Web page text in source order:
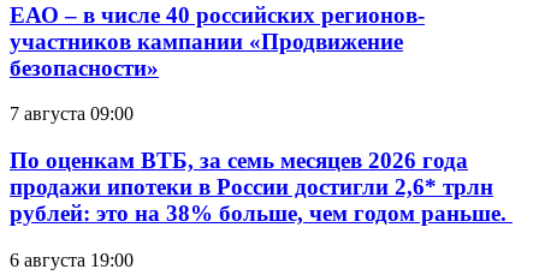
ЕАО – в числе 40 российских регионов-
участников кампании «Продвижение
безопасности»
7 августа 09:00
По оценкам ВТБ, за семь месяцев 2026 года
продажи ипотеки в России достигли 2,6* трлн
рублей: это на 38% больше, чем годом раньше.
6 августа 19:00